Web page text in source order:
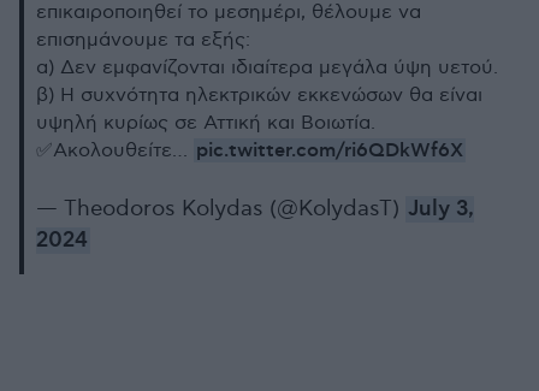
επικαιροποιηθεί το μεσημέρι, θέλουμε να
επισημάνουμε τα εξής:
α) Δεν εμφανίζονται ιδιαίτερα μεγάλα ύψη υετού.
β) Η συχνότητα ηλεκτρικών εκκενώσων θα είναι
υψηλή κυρίως σε Αττική και Βοιωτία.
✅Ακολουθείτε… pic.twitter.com/ri6QDkWf6X
— Theodoros Kolydas (@KolydasT) July 3,
2024